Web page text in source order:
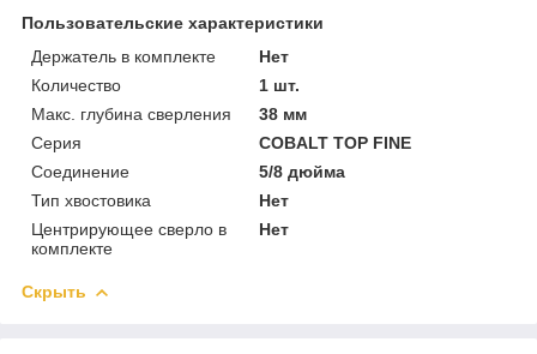
Пользовательские характеристики
Держатель в комплекте
Нет
Количество
1 шт.
Макс. глубина сверления
38 мм
Серия
COBALT TOP FINE
Соединение
5/8 дюйма
Тип хвостовика
Нет
Центрирующее сверло в
комплекте
Нет
Скрыть